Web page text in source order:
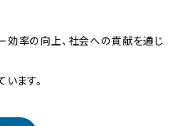
効率の向上、社会への貢献を通じ
ます。